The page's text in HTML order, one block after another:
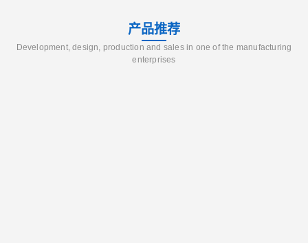
产品推荐
Development, design, production and sales in one of the manufacturing
enterprises